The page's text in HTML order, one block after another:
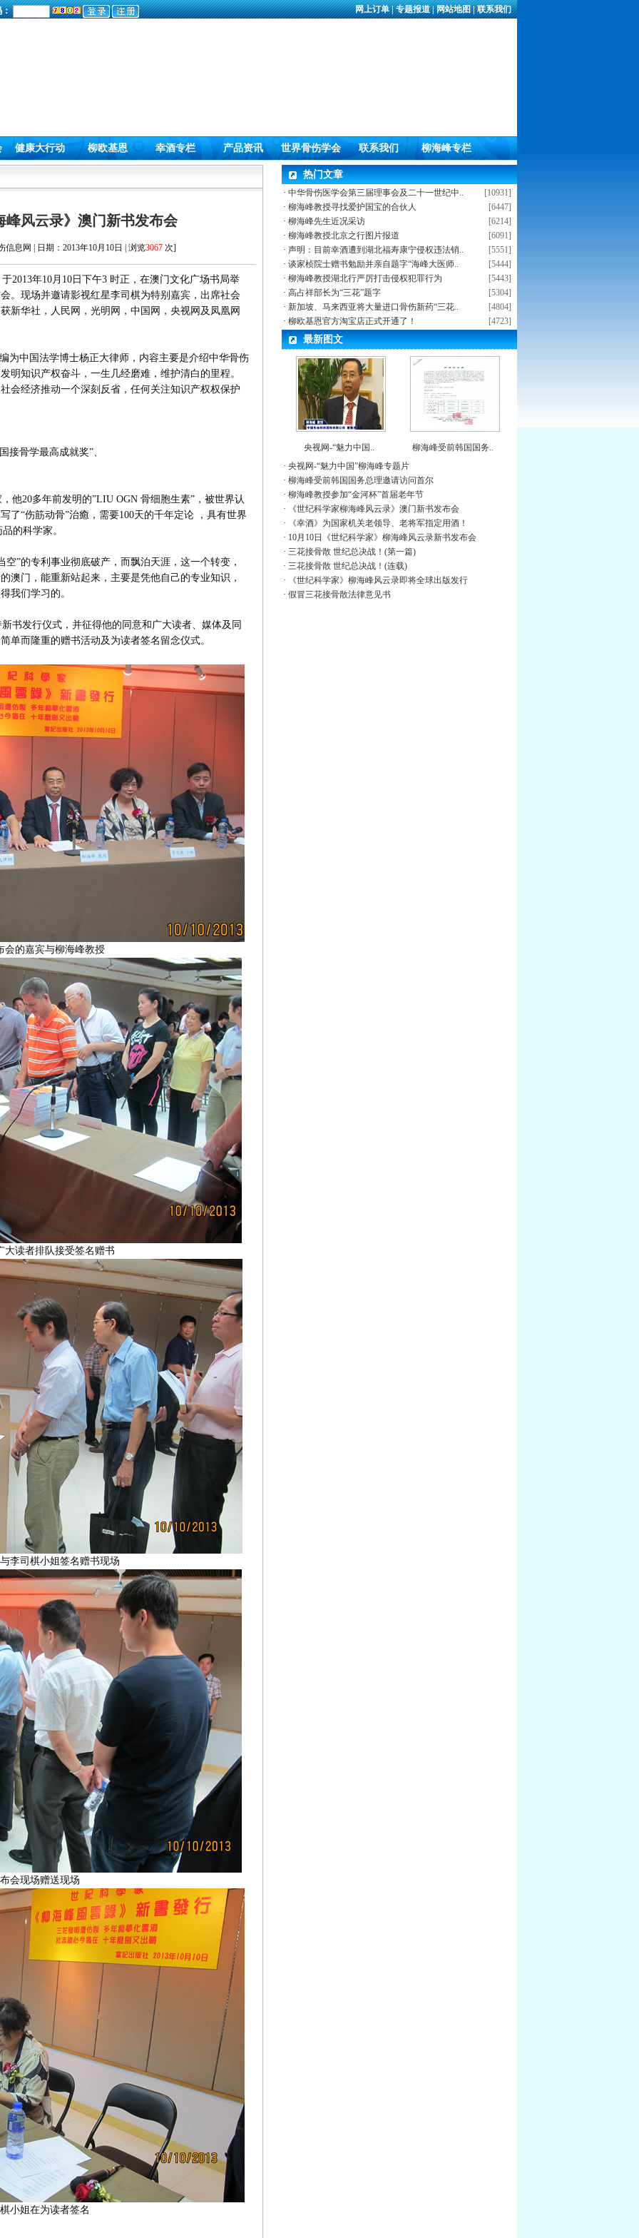
： 网上订单|专题报道|网站地图|联系我们
健康大行动 柳欧基恩 幸酒专栏 产品资讯 世界骨伤学会 联系我们 柳海峰专栏
峰风云录》澳门新书发布会
息网 | 日期：2013年10月10日 | 浏览3067次]
年10月10日下午3 时正，在澳门文化广场书局举
。现场并邀请影视红星李司棋为特别嘉宾，出席社会
新华社，人民网，光明网，中国网，央视网及凤凰网
中国法学博士杨正大律师，内容主要是介绍中华骨伤
明知识产权奋斗，一生几经磨难，维护清白的里程。
会经济推动一个深刻反省，任何关注知识产权权保护
接骨学最高成就奖”、
20多年前发明的”LIU OGN 骨细胞生素”，被世界认
了“伤筋动骨”治癒，需要100天的千年定论 ，具有世界
的科学家。
”的专利事业彻底破产，而飘泊天涯，这一个转变，
澳门，能重新站起来，主要是凭他自己的专业知识，
我们学习的。
发行仪式，并征得他的同意和广大读者、媒体及同
单而隆重的赠书活动及为读者签名留念仪式。
会的嘉宾与柳海峰教授
大读者排队接受签名赠书
李司棋小姐签名赠书现场
会现场赠送现场
小姐在为读者签名
热门文章
[10931]
· 中华骨伤医学会第三届理事会及二十一世纪中..
[6447]
· 柳海峰教授寻找爱护国宝的合伙人
[6214]
· 柳海峰先生近况采访
[6091]
· 柳海峰教授北京之行图片报道
[5551]
· 声明：目前幸酒遭到湖北福寿康宁侵权违法销..
[5444]
· 谈家桢院士赠书勉励并亲自题字“海峰大医师..
[5443]
· 柳海峰教授湖北行严厉打击侵权犯罪行为
[5304]
· 高占祥部长为“三花”题字
[4804]
· 新加坡、马来西亚将大量进口骨伤新药“三花..
[4723]
· 柳欧基恩官方淘宝店正式开通了！
最新图文
央视网-“魅力中国..
柳海峰受前韩国国务..
· 央视网-“魅力中国”柳海峰专题片
· 柳海峰受前韩国国务总理邀请访问首尔
· 柳海峰教授参加“金河杯”首届老年节
·
《世纪科学家柳海峰风云录》澳门新书发布会
·
《幸酒》为国家机关老领导、老将军指定用酒！
· 10月10日《世纪科学家》柳海峰风云录新书发布会
· 三花接骨散 世纪总决战！(第一篇)
· 三花接骨散 世纪总决战！(连载)
·
《世纪科学家》柳海峰风云录即将全球出版发行
· 假冒三花接骨散法律意见书